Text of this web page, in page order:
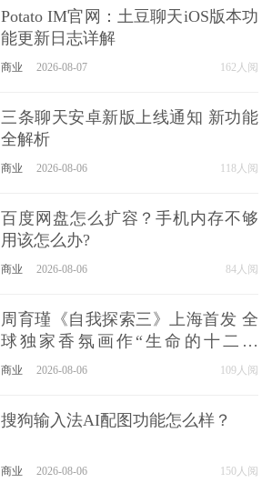
Potato IM官网：土豆聊天iOS版本功
能更新日志详解
商业 2026-08-07 162人阅
三条聊天安卓新版上线通知 新功能
全解析
商业 2026-08-06 118人阅
百度网盘怎么扩容？手机内存不够
用该怎么办?
商业 2026-08-06 84人阅
周育瑾《自我探索三》上海首发 全
球独家香氛画作“生命的十二道
光”开启多感官艺术探索
商业 2026-08-06 109人阅
搜狗输入法AI配图功能怎么样？
商业 2026-08-06 150人阅